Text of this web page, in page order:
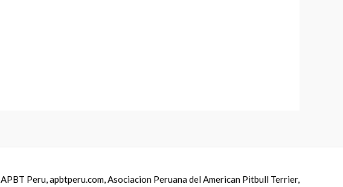
APBT Peru, apbtperu.com, Asociacion Peruana del American Pitbull Terrier,